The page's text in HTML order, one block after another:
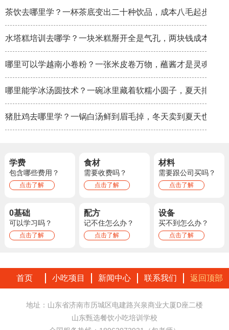
茶饮去哪里学？一杯茶底变出二十种饮品，成本八毛起步
水塔糕培训去哪学？一块米糕掰开全是气孔，两块钱成本卖八
哪里可以学越南小卷粉？一张米皮卷万物，蘸酱才是灵魂
哪里能学冰汤圆技术？一碗冰里藏着软糯小圆子，夏天排队排
猪肚鸡去哪里学？一锅白汤鲜到眉毛掉，冬天卖到夏天也不淡
学费
包含哪些费用？
点击了解
食材
需要收费吗？
点击了解
材料
需要跟公司买吗？
点击了解
0基础
可以学习吗？
点击了解
配方
记不住怎么办？
点击了解
设备
买不到怎么办？
点击了解
首页 小吃项目 新闻中心 联系我们 返回顶部
地址：山东省济南市历城区电建路兴泉商业大厦D座二楼
山东甄选餐饮小吃培训学校